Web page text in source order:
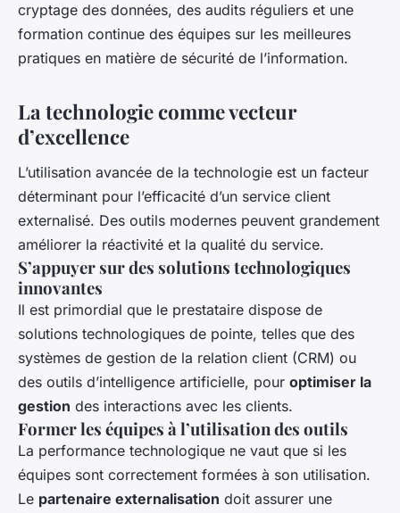
cryptage des données, des audits réguliers et une
formation continue des équipes sur les meilleures
pratiques en matière de sécurité de l’information.
La technologie comme vecteur
d’excellence
L’utilisation avancée de la technologie est un facteur
déterminant pour l’efficacité d’un service client
externalisé. Des outils modernes peuvent grandement
améliorer la réactivité et la qualité du service.
S’appuyer sur des solutions technologiques
innovantes
Il est primordial que le prestataire dispose de
solutions technologiques de pointe, telles que des
systèmes de gestion de la relation client (CRM) ou
des outils d’intelligence artificielle, pour optimiser la
gestion des interactions avec les clients.
Former les équipes à l’utilisation des outils
La performance technologique ne vaut que si les
équipes sont correctement formées à son utilisation.
Le partenaire externalisation doit assurer une